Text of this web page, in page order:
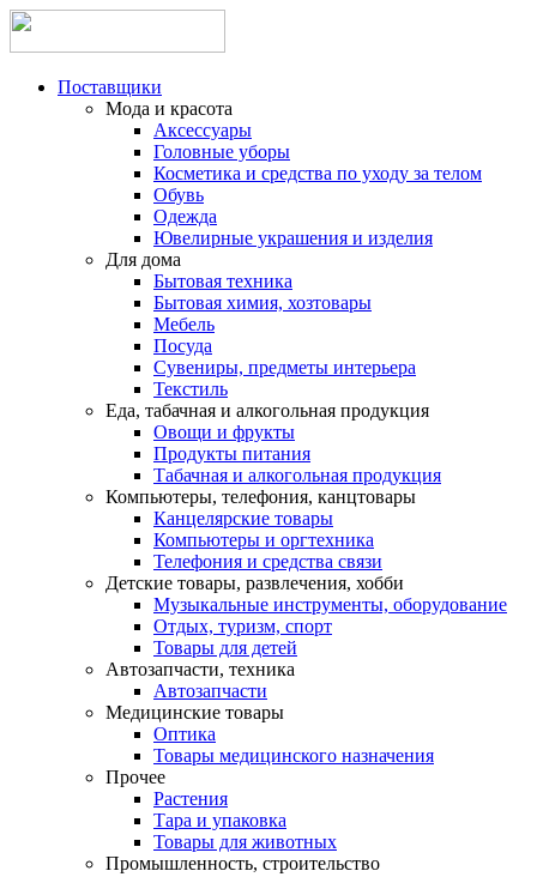
Поставщики
Мода и красота
Аксессуары
Головные уборы
Косметика и средства по уходу за телом
Обувь
Одежда
Ювелирные украшения и изделия
Для дома
Бытовая техника
Бытовая химия, хозтовары
Мебель
Посуда
Сувениры, предметы интерьера
Текстиль
Еда, табачная и алкогольная продукция
Овощи и фрукты
Продукты питания
Табачная и алкогольная продукция
Компьютеры, телефония, канцтовары
Канцелярские товары
Компьютеры и оргтехника
Телефония и средства связи
Детские товары, развлечения, хобби
Музыкальные инструменты, оборудование
Отдых, туризм, спорт
Товары для детей
Автозапчасти, техника
Автозапчасти
Медицинские товары
Оптика
Товары медицинского назначения
Прочее
Растения
Тара и упаковка
Товары для животных
Промышленность, строительство